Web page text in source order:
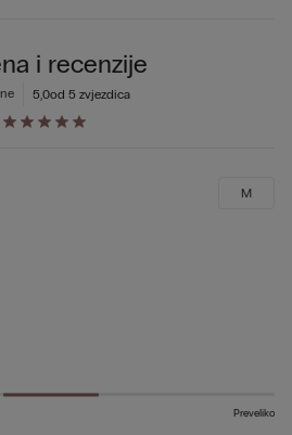
i recenzije
5,0od 5 zvjezdica
M
Preveliko